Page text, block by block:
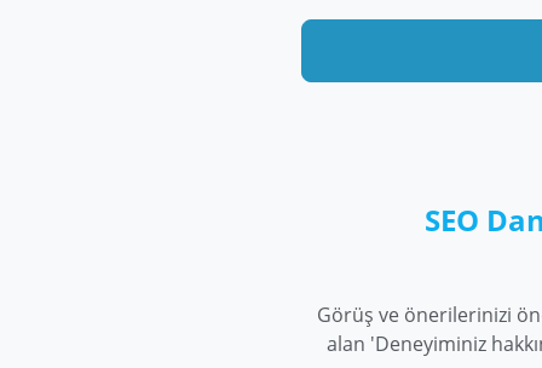
SEO
Görüş ve önerilerinizi
alan 'Deneyiminiz